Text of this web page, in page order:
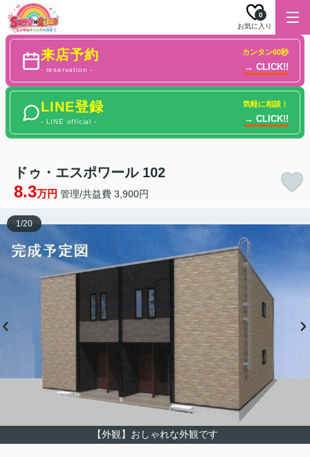
お気に入り
0
来店予約
- reservation -
カンタン60秒
→ CLICK!!
LINE登録
- LINE official -
気軽に相談！
→ CLICK!!
ドゥ・エスポワール 102
8.3万円 管理/共益費 3,900円
【外観】おしゃれな外観です
1/20